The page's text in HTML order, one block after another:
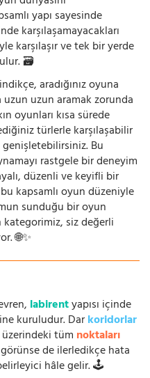
yapı sayesinde
karşılaşamayacakları
yle karşılaşır ve tek bir yerde
🗃️
aradığınız oyuna
uzun aramak zorunda
oyunları kısa sürede
türlerle karşılaşabilir
genişletebilirsiniz. Bu
rastgele bir deneyim
düzenli ve keyifli bir
kapsamlı oyun düzeniyle
sunduğu bir oyun
kategorimiz, siz değerli
🌐✨
labirentyapısı içinde
kuruludur. Darkoridorlar
tüm noktaları
de ilerledikçe hata
hâle gelir. 🕹️